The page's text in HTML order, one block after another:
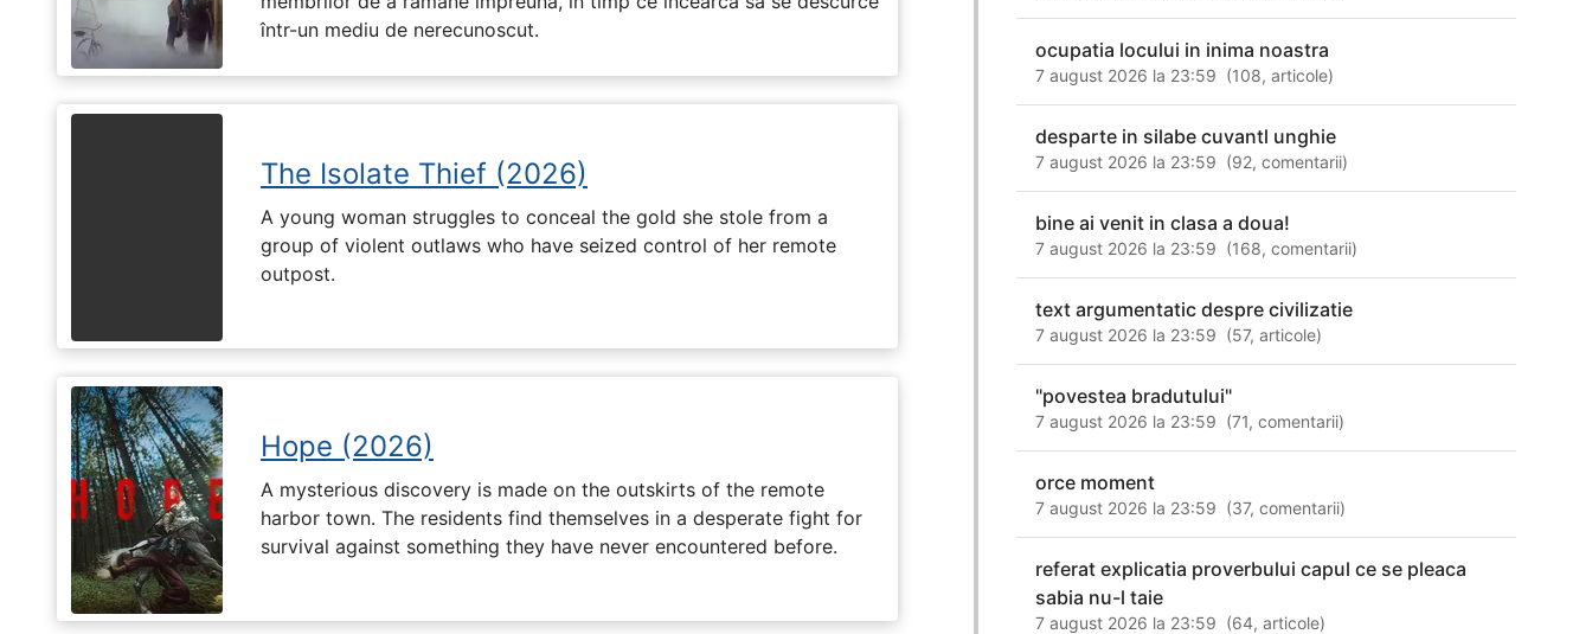
într-un mediu de nerecunoscut.
The Isolate Thief (2026)
A young woman struggles to conceal the gold she stole from a
group of violent outlaws who have seized control of her remote
outpost.
Hope (2026)
A mysterious discovery is made on the outskirts of the remote
harbor town. The residents find themselves in a desperate fight for
survival against something they have never encountered before.
ocupatia locului in inima noastra
7 august 2026 la 23:59 (108,articole)
desparte in silabe cuvantl unghie
7 august 2026 la 23:59 (92,comentarii)
bine ai venit in clasa a doua!
7 august 2026 la 23:59 (168,comentarii)
text argumentatic despre civilizatie
7 august 2026 la 23:59 (57,articole)
"povestea bradutului"
7 august 2026 la 23:59 (71,comentarii)
orce moment
7 august 2026 la 23:59 (37,comentarii)
referat explicatia proverbului capul ce se pleaca
sabia nu-l taie
7 august 2026 la 23:59 (64,articole)